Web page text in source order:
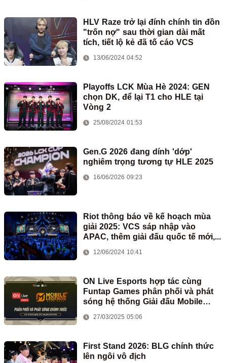
HLV Raze trở lại đính chính tin đồn
"trốn nợ" sau thời gian dài mất
tích, tiết lộ kẻ đã tố cáo VCS
13/06/2024 04:52
Playoffs LCK Mùa Hè 2024: GEN
chọn DK, để lại T1 cho HLE tại
Vòng 2
25/08/2024 01:53
Gen.G 2026 đang dính 'dớp'
nghiêm trọng tương tự HLE 2025
16/06/2026 09:23
Riot thông báo về kế hoạch mùa
giải 2025: VCS sáp nhập vào
APAC, thêm giải đấu quốc tế mới,...
12/06/2024 10:41
ON Live Esports hợp tác cùng
Funtap Games phân phối và phát
sóng hệ thống Giải đấu Mobile
27/03/2025 05:06
First Stand 2026: BLG chính thức
lên ngôi vô địch